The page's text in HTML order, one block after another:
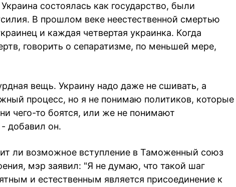
состоялась как государство, были
В прошлом веке неестественной смертью
и каждая четвертая украинка. Когда
говорить о сепаратизме, по меньшей мере,
вещь. Украину надо даже не сшивать, а
процесс, но я не понимаю политиков, которые
чего-то боятся, или же не понимают
добавил он.
ли возможное вступление в Таможенный союз
мэр заявил: "Я не думаю, что такой шаг
и естественным является присоединение к